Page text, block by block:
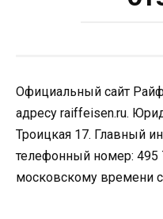
Официальный сайт
адресу raiffeisen.ru.
Троицкая 17. Главный
телефонный номер: 495
московскому времени